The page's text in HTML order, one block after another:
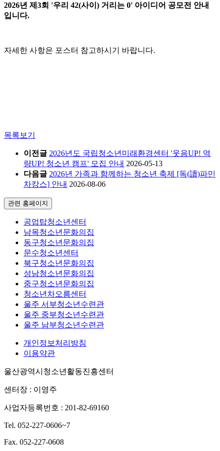
2026년 제3회 '우리 42(사이) 거리는 0' 아이디어 공모전 안내
입니다.
자세한 사항은 포스터 참고하시기 바랍니다.
목록보기
이전글 2026년도 국립청소년미래환경센터 '웃음UP! 역
량UP! 청소년 캠프' 모집 안내 2026-05-13
다음글 2026년 가족과 함께하는 청소년 축제 [독(讀)파민
차캉스] 안내 2026-08-06
관련 홈페이지
공업탑청소년센터
남목청소년문화의집
동구청소년문화의집
문수청소년센터
북구청소년문화의집
성남청소년문화의집
중구청소년문화의집
청소년차오름센터
울주 서부청소년수련관
울주 중부청소년수련관
울주 남부청소년수련관
개인정보처리방침
이용약관
울산광역시청소년활동진흥센터
센터장 : 이영주
사업자등록번호 : 201-82-69160
Tel. 052-227-0606~7
Fax. 052-227-0608